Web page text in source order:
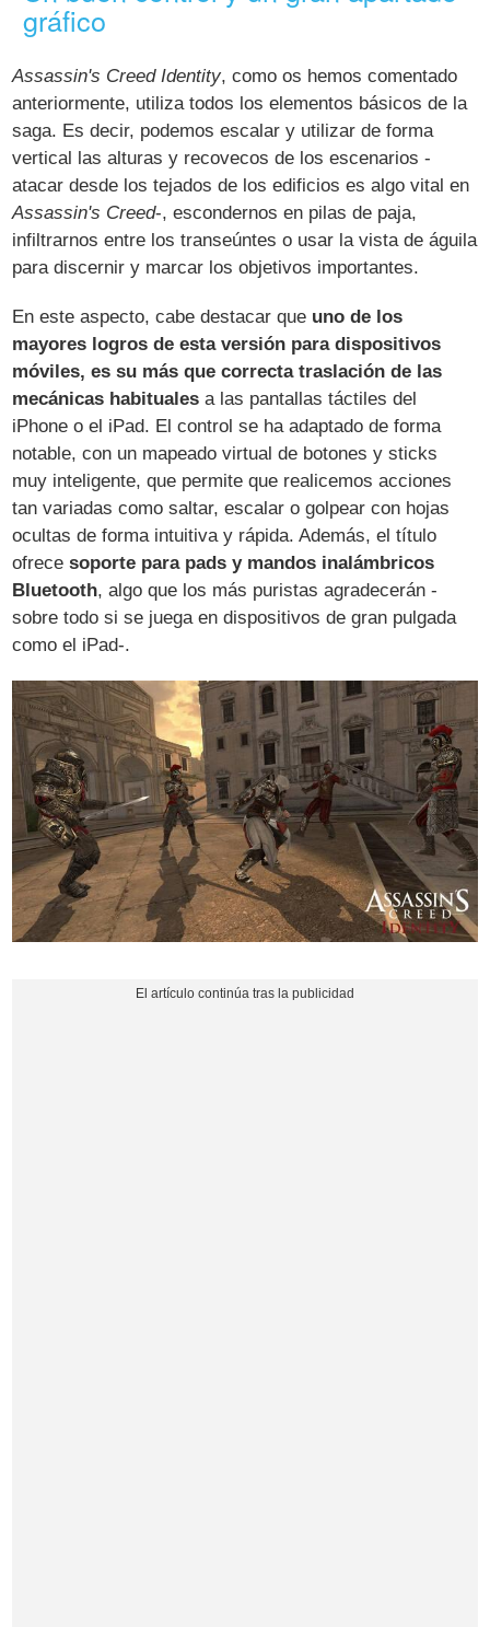
gráfico
Assassin's Creed Identity, como os hemos comentado
anteriormente, utiliza todos los elementos básicos de la
saga. Es decir, podemos escalar y utilizar de forma
vertical las alturas y recovecos de los escenarios -
atacar desde los tejados de los edificios es algo vital en
Assassin's Creed-, escondernos en pilas de paja,
infiltrarnos entre los transeúntes o usar la vista de águila
para discernir y marcar los objetivos importantes.
En este aspecto, cabe destacar que uno de los
mayores logros de esta versión para dispositivos
móviles, es su más que correcta traslación de las
mecánicas habituales a las pantallas táctiles del
iPhone o el iPad. El control se ha adaptado de forma
notable, con un mapeado virtual de botones y sticks
muy inteligente, que permite que realicemos acciones
tan variadas como saltar, escalar o golpear con hojas
ocultas de forma intuitiva y rápida. Además, el título
ofrecesoporte para pads y mandos inalámbricos
Bluetooth, algo que los más puristas agradecerán -
sobre todo si se juega en dispositivos de gran pulgada
como el iPad-.